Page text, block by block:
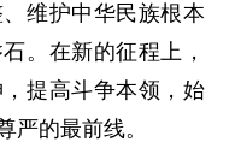
维护中华民族根本
。在新的征程上，
提高斗争本领，始
严的最前线。